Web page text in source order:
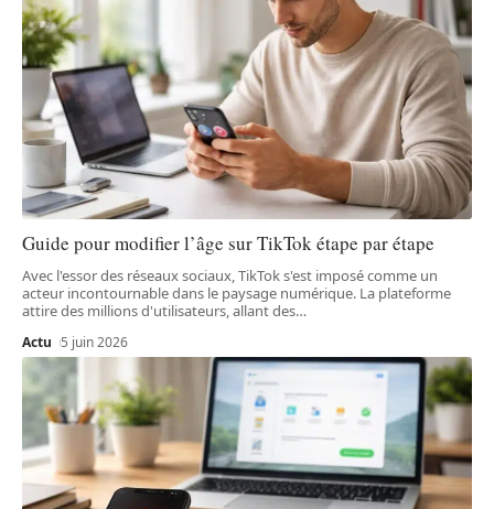
Guide pour modifier l’âge sur TikTok étape par étape
Avec l'essor des réseaux sociaux, TikTok s'est imposé comme un
acteur incontournable dans le paysage numérique. La plateforme
attire des millions d'utilisateurs, allant des…
Actu 5 juin 2026